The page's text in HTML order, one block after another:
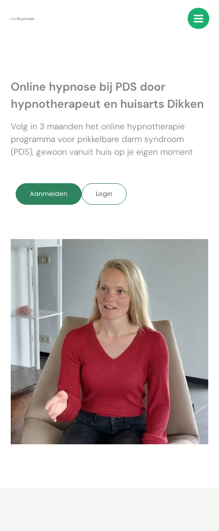
naar
Online hypnose bij PDS door
hypnotherapeut en huisarts Dikken
Volg in 3 maanden het online hypnotherapie
programma voor prikkelbare darm syndroom
(PDS), gewoon vanuit huis op je eigen moment
Aanmelden Login